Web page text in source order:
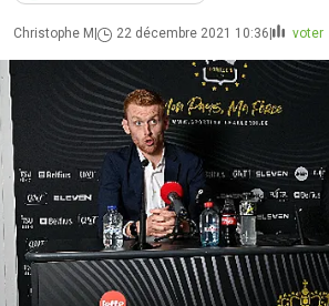
Christophe M 22 décembre 2021 10:36 voter